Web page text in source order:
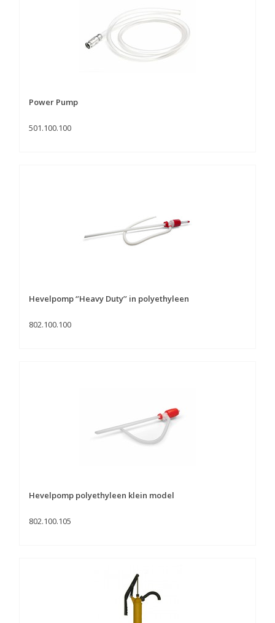
Power Pump
501.100.100
Hevelpomp ‘’Heavy Duty’’ in polyethyleen
802.100.100
Hevelpomp polyethyleen klein model
802.100.105